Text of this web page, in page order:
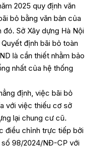
2025 quy định văn
bỏ bằng văn bản của
đó. Sở Xây dựng Hà Nội
định bãi bỏ toàn
là cần thiết nhằm bảo
nhất của hệ thống
định, việc bãi bỏ
với việc thiếu cơ sở
lại chung cư cũ.
điều chỉnh trực tiếp bởi
số 98/2024/NĐ-CP với